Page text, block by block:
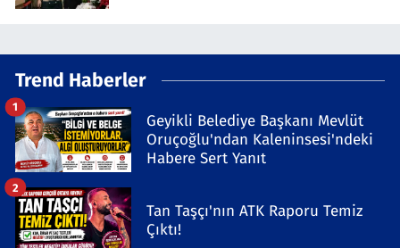
Trend Haberler
Geyikli Belediye Başkanı Mevlüt
Oruçoğlu'ndan Kaleninsesi'ndeki
Habere Sert Yanıt
1
Tan Taşçı'nın ATK Raporu Temiz
Çıktı!
2